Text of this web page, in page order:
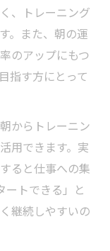
習慣を築くコ
ポイント
トレーニン
レーニング
トレーニン
、トレーニング
。また、朝の運
のアップにもつ
指す方にとって
からトレーニン
用できます。実
ると仕事への集
ートできる」と
継続しやすいの